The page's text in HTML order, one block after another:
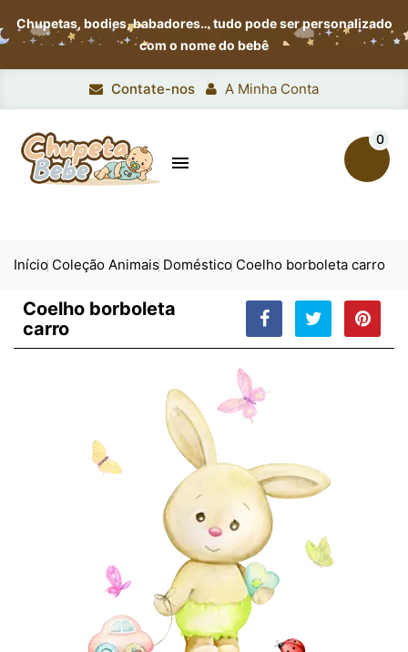
Chupetas, bodies, babadores…tudo pode ser personalizado
com o nome do bebê
Contate-nos A Minha Conta

0
Início Coleção Animais Doméstico Coelho borboleta carro
Coelho borboleta
carro